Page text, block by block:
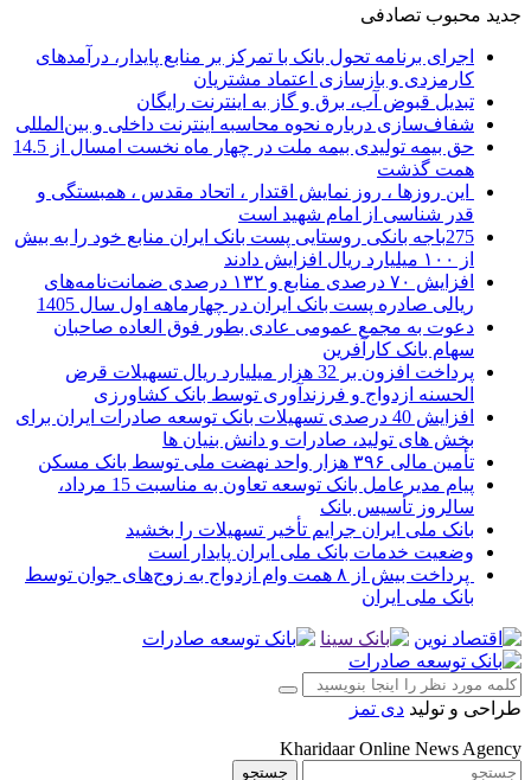
جدید محبوب تصادفی
اجرای برنامه تحول بانک با تمرکز بر منابع پایدار، درآمدهای
کارمزدی و بازسازی اعتماد مشتریان
تبدیل قبوض آب، برق و گاز به اینترنت رایگان
شفاف‌سازی درباره نحوه محاسبه اینترنت داخلی و بین‌المللی
حق بیمه تولیدی بیمه ملت در چهار ماه نخست امسال از 14.5
همت گذشت
این روزها ، روز نمایش اقتدار ، اتحاد مقدس ، همبستگی و
قدر شناسی از امام شهید است
275باجه بانکی روستایی پست بانک ایران منابع خود را به بیش
از ۱۰۰ میلیارد ریال افزایش دادند
افزایش ۷۰ درصدی منابع و ۱۳۲ درصدی ضمانت‌نامه‌های
ریالی صادره پست بانک ایران در چهارماهه اول سال 1405
دعوت به مجمع عمومی عادی بطور فوق العاده صاحبان
سهام بانک کارآفرین
پرداخت افزون بر 32 هزار میلیارد ریال تسهیلات قرض
الحسنه ازدواج و فرزندآوری توسط بانک کشاورزی
افزایش 40 درصدی تسهیلات بانک توسعه صادرات ایران برای
بخش های تولید، صادرات و دانش بنیان ها
تأمین مالی ۳۹۶ هزار واحد نهضت ملی توسط بانک مسکن
پیام مدیرعامل بانک توسعه تعاون به مناسبت 15 مرداد،
سالروز تأسیس بانک
بانک ملی ایران جرایم تأخیر تسهیلات را بخشید
وضعیت خدمات بانک ملی ایران پایدار است
پرداخت بیش از ۸ همت وام ازدواج به زوج‌های جوان توسط
بانک ملی ایران
طراحی و تولید دی تمز
Kharidaar Online News Agency
جستجو